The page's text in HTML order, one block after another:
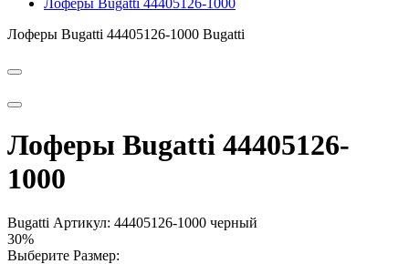
Лоферы Bugatti 44405126-1000
Лоферы Bugatti 44405126-1000 Bugatti
Лоферы Bugatti 44405126-
1000
Bugatti Артикул: 44405126-1000 черный
30%
Выберите Размер: